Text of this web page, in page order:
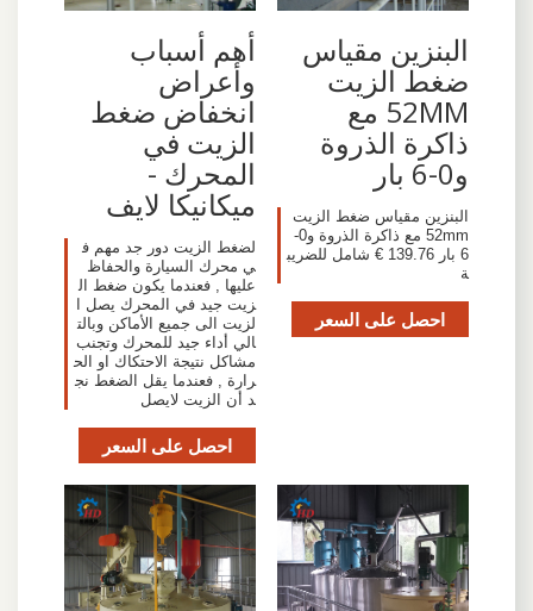
البنزين مقياس
ضغط الزيت
52MM مع
ذاكرة الذروة
و0-6 بار
البنزين مقياس ضغط الزيت
52mm مع ذاكرة الذروة و0-
6 بار 139.76 € شامل للضريب
ة
احصل على السعر
أهم أسباب
وأعراض
انخفاض ضغط
الزيت في
المحرك -
ميكانيكا لايف
لضغط الزيت دور جد مهم ف
ي محرك السيارة والحفاظ
عليها , فعندما يكون ضغط ال
زيت جيد في المحرك يصل ا
لزيت الى جميع الأماكن وبالت
الي أداء جيد للمحرك وتجنب
مشاكل نتيجة الاحتكاك او الح
رارة , فعندما يقل الضغط نج
د أن الزيت لايصل
احصل على السعر